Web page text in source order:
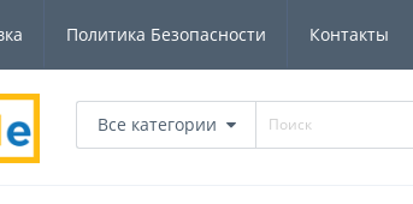
Политика Безопасности Контакты
Все категории